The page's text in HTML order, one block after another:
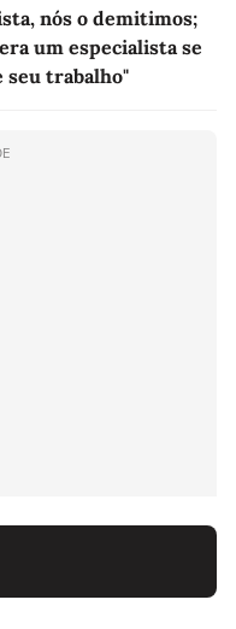
nós o demitimos;
um especialista se
seu trabalho"